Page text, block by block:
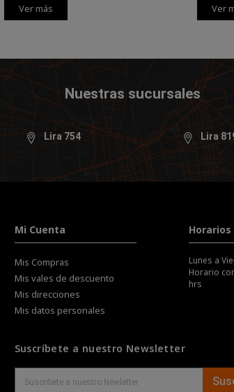
Ver más Ver
Nuestras sucursales
Lira 754 Lira
Mi Cuenta
Mis Compras
Mis vales de descuento
Mis direcciones
Mis datos personales
Lunes a
Horario
hrs
Suscríbete a nuestro Newsletter